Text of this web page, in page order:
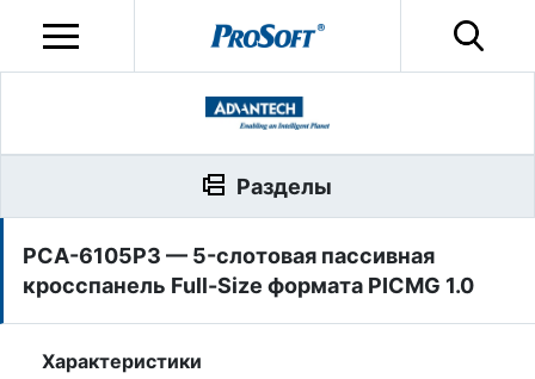
PCA-6105P3 — 5-слотовая пассивная
кросспанель Full-Size формата PICMG 1.0
Характеристики
Разделы